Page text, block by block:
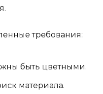
требования:
быть цветными.
материала.